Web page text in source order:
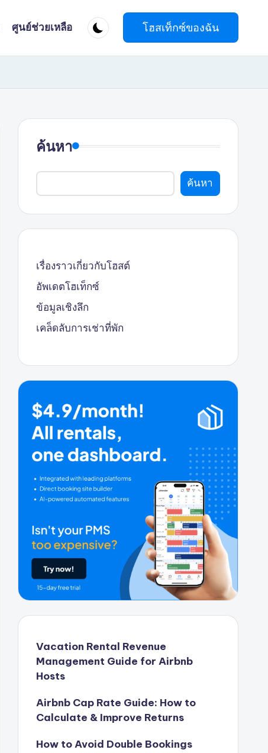
ศูนย์ช่วยเหลือ โฮสเท็กซ์ของฉัน
ค้นหา
ค้นหา
เรื่องราวเกี่ยวกับโฮสต์
อัพเดตโฮเท็กซ์
ข้อมูลเชิงลึก
เคล็ดลับการเช่าที่พัก
Vacation Rental Revenue
Management Guide for Airbnb
Hosts
Airbnb Cap Rate Guide: How to
Calculate & Improve Returns
How to Avoid Double Bookings